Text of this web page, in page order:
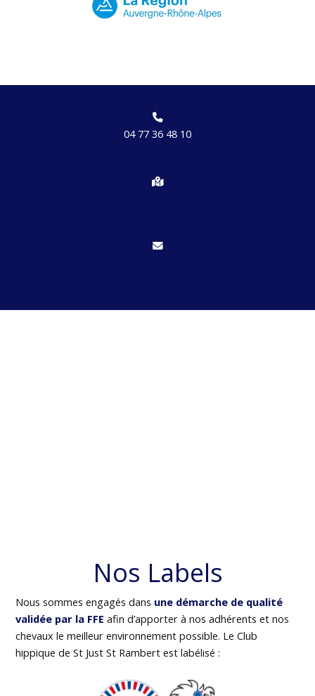
04 77 36 48 10
Nos Labels
Nous sommes engagés dans une démarche de qualité
validée par la FFE afin d’apporter à nos adhérents et nos
chevaux le meilleur environnement possible. Le Club
hippique de St Just St Rambert est labélisé :